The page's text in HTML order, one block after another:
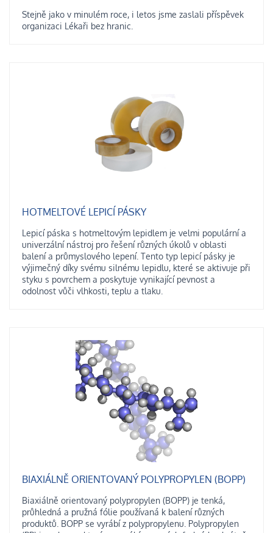
Stejně jako v minulém roce, i letos jsme zaslali příspěvek
organizaci Lékaři bez hranic.
HOTMELTOVÉ LEPICÍ PÁSKY
Lepicí páska s hotmeltovým lepidlem je velmi populární a
univerzální nástroj pro řešení různých úkolů v oblasti
balení a průmyslového lepení. Tento typ lepicí pásky je
výjimečný díky svému silnému lepidlu, které se aktivuje při
styku s povrchem a poskytuje vynikající pevnost a
odolnost vůči vlhkosti, teplu a tlaku.
BIAXIÁLNĚ ORIENTOVANÝ POLYPROPYLEN (BOPP)
Biaxiálně orientovaný polypropylen (BOPP) je tenká,
průhledná a pružná fólie používaná k balení různých
produktů. BOPP se vyrábí z polypropylenu. Polypropylen